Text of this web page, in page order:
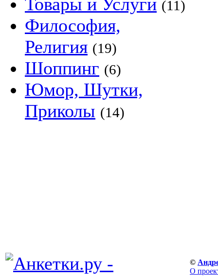
(11)
Философия,
Религия (19)
Шоппинг (6)
Юмор, Шутки,
Приколы (14)
©
О